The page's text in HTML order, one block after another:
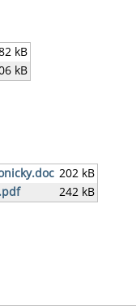
kB
kB
202 kB
242 kB